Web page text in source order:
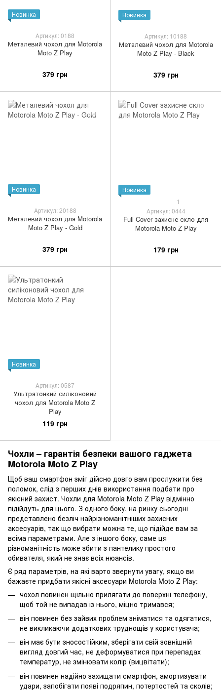
Новинка
Артикул: 0188
Металевий чохол для Motorola
Moto Z Play
379 грн
Новинка
Артикул: 10188
Металевий чохол для Motorola
Moto Z Play - Black
379 грн
Новинка
Артикул: 20188
Металевий чохол для Motorola
Moto Z Play - Gold
379 грн
Новинка
1
Артикул: 0444
Full Cover захисне скло для
Motorola Moto Z Play
179 грн
Новинка
Артикул: 0587
Ультратонкий силіконовий
чохол для Motorola Moto Z
Play
119 грн
Чохли – гарантія безпеки вашого гаджета
Motorola Moto Z Play
Щоб ваш смартфон зміг дійсно довго вам прослужити без
поломок, слід з перших днів використання подбати про
якісний захист. Чохли для Motorola Moto Z Play відмінно
підійдуть для цього. З одного боку, на ринку сьогодні
представлено безліч найрізноманітніших захисних
аксесуарів, так що вибрати можна те, що підійде вам за
всіма параметрами. Але з іншого боку, саме ця
різноманітність може збити з пантелику простого
обивателя, який не знає всіх нюансів.
Є ряд параметрів, на які варто звернути увагу, якщо ви
бажаєте придбати якісні аксесуари Motorola Moto Z Play:
чохол повинен щільно прилягати до поверхні телефону,
щоб той не випадав із нього, міцно тримався;
він повинен без зайвих проблем зніматися та одягатися,
не викликаючи додаткових труднощів у користувача;
він має бути зносостійким, зберігати свій зовнішній
вигляд довгий час, не деформуватися при перепадах
температур, не змінювати колір (вицвітати);
він повинен надійно захищати смартфон, амортизувати
удари, запобігати появі подряпин, потертостей та сколів;